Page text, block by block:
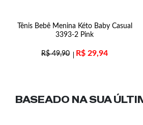
Tênis Bebê Menina Kéto Baby Casual
3393-2 Pink
R$49,90 R$ 29,94
BASEADO NA SUA